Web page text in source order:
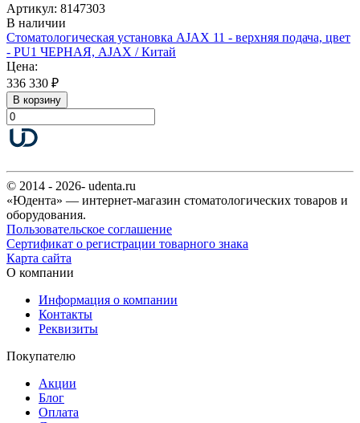
Артикул: 8147303
В наличии
Стоматологическая установка AJAX 11 - верхняя подача, цвет
- PU1 ЧЕРНАЯ, AJAX / Китай
Цена:
336 330 ₽
В корзину
© 2014 - 2026- udenta.ru
«Юдента» — интернет-магазин стоматологических товаров и
оборудования.
Пользовательское соглашение
Сертификат о регистрации товарного знака
Карта сайта
О компании
Информация о компании
Контакты
Реквизиты
Покупателю
Акции
Блог
Оплата